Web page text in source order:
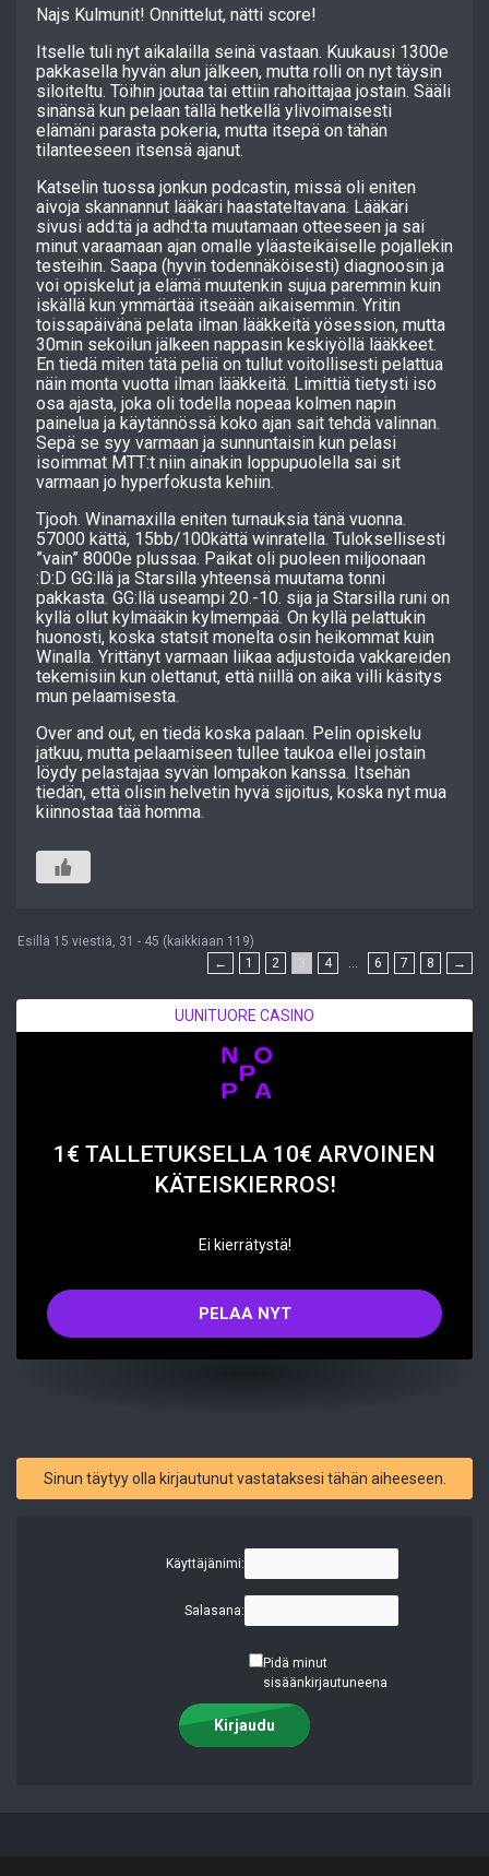
Najs Kulmunit! Onnittelut, nätti score!
Itselle tuli nyt aikalailla seinä vastaan. Kuukausi 1300e
pakkasella hyvän alun jälkeen, mutta rolli on nyt täysin
siloiteltu. Töihin joutaa tai ettiin rahoittajaa jostain. Sääli
sinänsä kun pelaan tällä hetkellä ylivoimaisesti
elämäni parasta pokeria, mutta itsepä on tähän
tilanteeseen itsensä ajanut.
Katselin tuossa jonkun podcastin, missä oli eniten
aivoja skannannut lääkäri haastateltavana. Lääkäri
sivusi add:tä ja adhd:ta muutamaan otteeseen ja sai
minut varaamaan ajan omalle yläasteikäiselle pojallekin
testeihin. Saapa (hyvin todennäköisesti) diagnoosin ja
voi opiskelut ja elämä muutenkin sujua paremmin kuin
iskällä kun ymmärtää itseään aikaisemmin. Yritin
toissapäivänä pelata ilman lääkkeitä yösession, mutta
30min sekoilun jälkeen nappasin keskiyöllä lääkkeet.
En tiedä miten tätä peliä on tullut voitollisesti pelattua
näin monta vuotta ilman lääkkeitä. Limittiä tietysti iso
osa ajasta, joka oli todella nopeaa kolmen napin
painelua ja käytännössä koko ajan sait tehdä valinnan.
Sepä se syy varmaan ja sunnuntaisin kun pelasi
isoimmat MTT:t niin ainakin loppupuolella sai sit
varmaan jo hyperfokusta kehiin.
Tjooh. Winamaxilla eniten turnauksia tänä vuonna.
57000 kättä, 15bb/100kättä winratella. Tuloksellisesti
”vain” 8000e plussaa. Paikat oli puoleen miljoonaan
:D:D GG:llä ja Starsilla yhteensä muutama tonni
pakkasta. GG:llä useampi 20.-10. sija ja Starsilla runi on
kyllä ollut kylmääkin kylmempää. On kyllä pelattukin
huonosti, koska statsit monelta osin heikommat kuin
Winalla. Yrittänyt varmaan liikaa adjustoida vakkareiden
tekemisiin kun olettanut, että niillä on aika villi käsitys
mun pelaamisesta.
Over and out, en tiedä koska palaan. Pelin opiskelu
jatkuu, mutta pelaamiseen tullee taukoa ellei jostain
löydy pelastajaa syvän lompakon kanssa. Itsehän
tiedän, että olisin helvetin hyvä sijoitus, koska nyt mua
kiinnostaa tää homma.
Esillä 15 viestiä, 31 - 45 (kaikkiaan 119)
←
1 2 4 … 6 7 8 →
UUNITUORE CASINO
1€ TALLETUKSELLA 10€ ARVOINEN
KÄTEISKIERROS!
Ei kierrätystä!
PELAA NYT
Sinun täytyy olla kirjautunut vastataksesi tähän aiheeseen.
Käyttäjänimi:
Salasana:
Pidä minut
sisäänkirjautuneena
Kirjaudu